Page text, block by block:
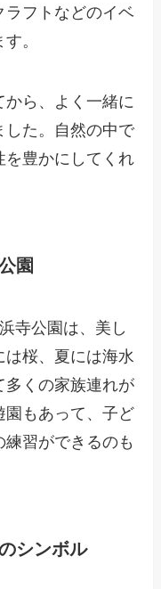
ラフトなどのイベ
。
ら、よく一緒に
した。自然の中で
を豊かにしてくれ
園
寺公園は、美し
は桜、夏には海水
多くの家族連れが
園もあって、子ど
習ができるのも
シンボル